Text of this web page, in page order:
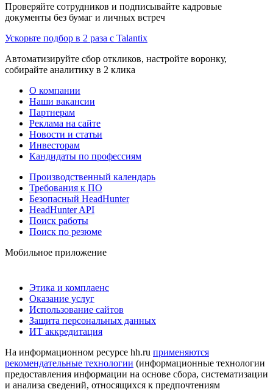
Проверяйте сотрудников и подписывайте кадровые
документы без бумаг и личных встреч
Ускорьте подбор в 2 раза с Talantix
Автоматизируйте сбор откликов, настройте воронку,
собирайте аналитику в 2 клика
О компании
Наши вакансии
Партнерам
Реклама на сайте
Новости и статьи
Инвесторам
Кандидаты по профессиям
Производственный календарь
Требования к ПО
Безопасный HeadHunter
HeadHunter API
Поиск работы
Поиск по резюме
Мобильное приложение
Этика и комплаенс
Оказание услуг
Использование сайтов
Защита персональных данных
ИТ аккредитация
На информационном ресурсе hh.ru применяются
рекомендательные технологии (информационные технологии
предоставления информации на основе сбора, систематизации
и анализа сведений, относящихся к предпочтениям